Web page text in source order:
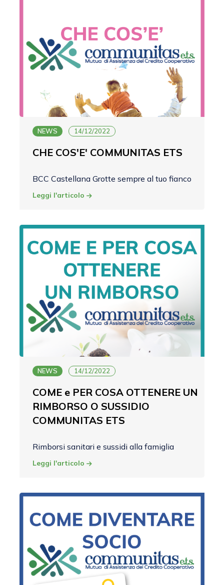
NEWS 14/12/2022
CHE COS'E' COMMUNITAS ETS
BCC Castellana Grotte sempre al tuo fianco
Leggi l'articolo
NEWS 14/12/2022
COME e PER COSA OTTENERE UN
RIMBORSO O SUSSIDIO
COMMUNITAS ETS
Rimborsi sanitari e sussidi alla famiglia
Leggi l'articolo